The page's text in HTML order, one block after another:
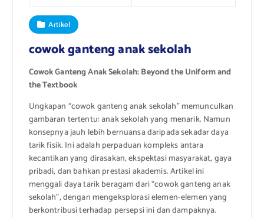
Artikel
cowok ganteng anak sekolah
Cowok Ganteng Anak Sekolah: Beyond the Uniform and
the Textbook
Ungkapan “cowok ganteng anak sekolah” memunculkan
gambaran tertentu: anak sekolah yang menarik. Namun
konsepnya jauh lebih bernuansa daripada sekadar daya
tarik fisik. Ini adalah perpaduan kompleks antara
kecantikan yang dirasakan, ekspektasi masyarakat, gaya
pribadi, dan bahkan prestasi akademis. Artikel ini
menggali daya tarik beragam dari “cowok ganteng anak
sekolah”, dengan mengeksplorasi elemen-elemen yang
berkontribusi terhadap persepsi ini dan dampaknya.